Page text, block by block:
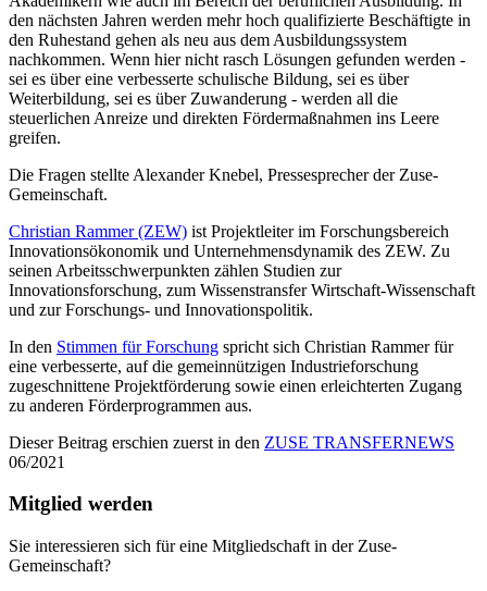
den nächsten Jahren werden mehr hoch qualifizierte Beschäftigte in
den Ruhestand gehen als neu aus dem Ausbildungssystem
nachkommen. Wenn hier nicht rasch Lösungen gefunden werden -
sei es über eine verbesserte schulische Bildung, sei es über
Weiterbildung, sei es über Zuwanderung - werden all die
steuerlichen Anreize und direkten Fördermaßnahmen ins Leere
greifen.
Die Fragen stellte Alexander Knebel, Pressesprecher der Zuse-
Gemeinschaft.
Christian Rammer (ZEW) ist Projektleiter im Forschungsbereich
Innovationsökonomik und Unternehmensdynamik des ZEW. Zu
seinen Arbeitsschwerpunkten zählen Studien zur
Innovationsforschung, zum Wissenstransfer Wirtschaft-Wissenschaft
und zur Forschungs- und Innovationspolitik.
In den Stimmen für Forschung spricht sich Christian Rammer für
eine verbesserte, auf die gemeinnützigen Industrieforschung
zugeschnittene Projektförderung sowie einen erleichterten Zugang
zu anderen Förderprogrammen aus.
Dieser Beitrag erschien zuerst in den ZUSE TRANSFERNEWS
06/2021
Mitglied werden
Sie interessieren sich für eine Mitgliedschaft in der Zuse-
Gemeinschaft?